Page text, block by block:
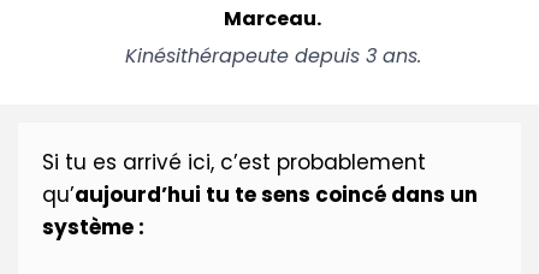
Marceau.
Kinésithérapeute depuis 3 ans.
Si tu es arrivé ici, c’est probablement
qu’aujourd’hui tu te sens coincé dans un
système :